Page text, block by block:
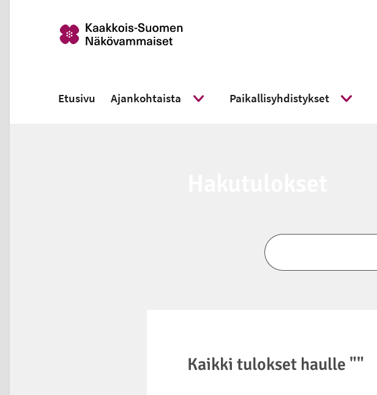
Etusivu Ajankohtaista Paikallisyhdistykset
Kaikki tulokset haulle ""